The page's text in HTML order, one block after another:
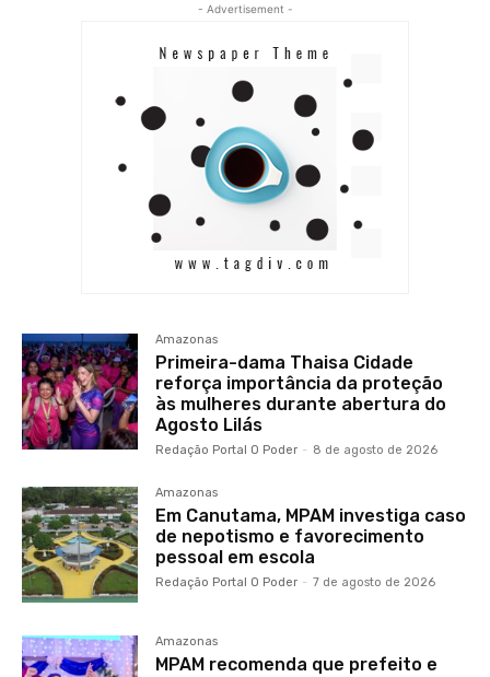
- Advertisement -
Amazonas
Primeira-dama Thaisa Cidade
reforça importância da proteção
às mulheres durante abertura do
Agosto Lilás
Redação Portal O Poder - 8 de agosto de 2026
Amazonas
Em Canutama, MPAM investiga caso
de nepotismo e favorecimento
pessoal em escola
Redação Portal O Poder - 7 de agosto de 2026
Amazonas
MPAM recomenda que prefeito e